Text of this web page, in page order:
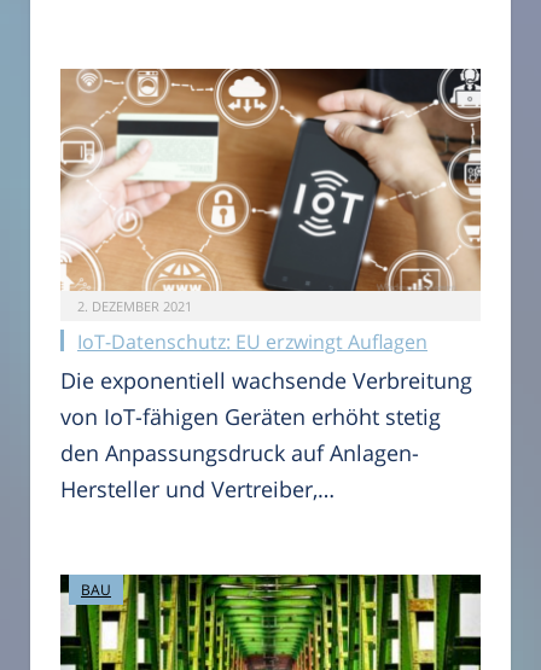
2. DEZEMBER 2021
IoT-Datenschutz: EU erzwingt Auflagen
Die exponentiell wachsende Verbreitung
von IoT-fähigen Geräten erhöht stetig
den Anpassungsdruck auf Anlagen-
Hersteller und Vertreiber,…
BAU